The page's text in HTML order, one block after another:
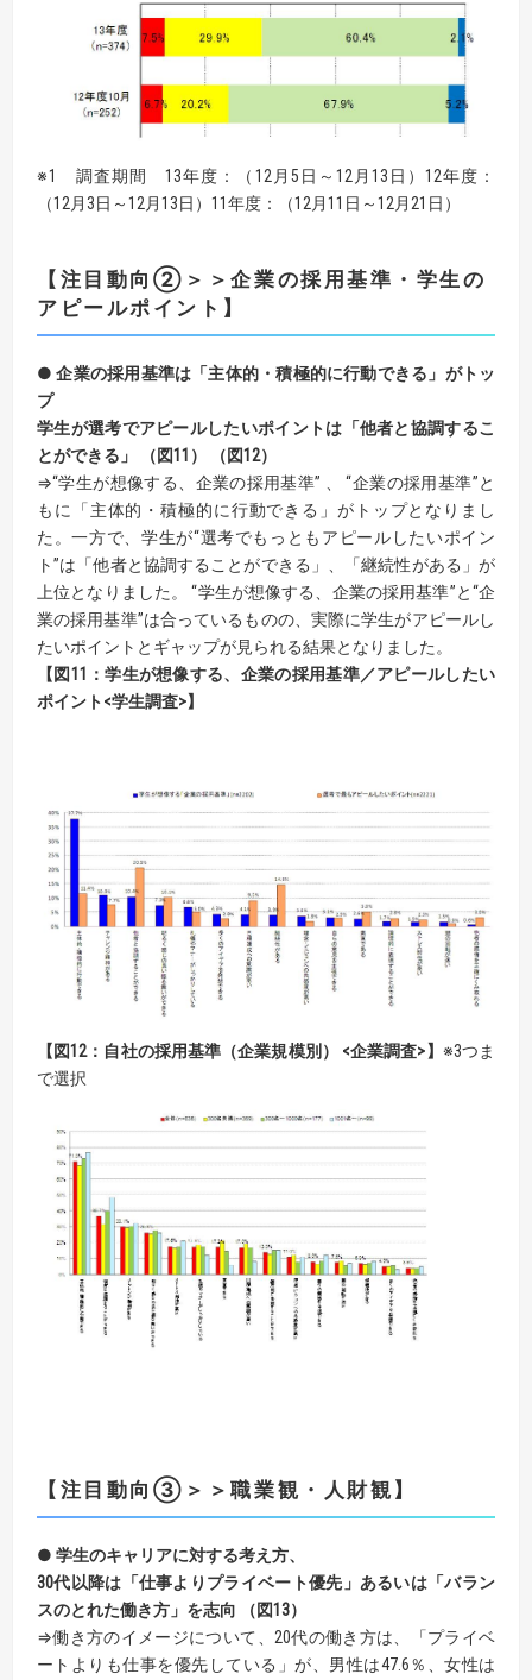
※1 調査期間 13年度：（12月5日～12月13日）12年度：
（12月3日～12月13日）11年度：（12月11日～12月21日）
【注目動向②＞＞企業の採用基準・学生の
アピールポイント】
● 企業の採用基準は「主体的・積極的に行動できる」がトッ
プ
学生が選考でアピールしたいポイントは「他者と協調するこ
とができる」 （図11） （図12）
⇒“学生が想像する、企業の採用基準” 、 “企業の採用基準”と
もに「主体的・積極的に行動できる」がトップとなりまし
た。一方で、学生が“選考でもっともアピールしたいポイン
ト”は「他者と協調することができる」、「継続性がある」が
上位となりました。 “学生が想像する、企業の採用基準”と“企
業の採用基準”は合っているものの、実際に学生がアピールし
たいポイントとギャップが見られる結果となりました。
【図11：学生が想像する、企業の採用基準／アピールしたい
ポイント<学生調査>】
【図12：自社の採用基準（企業規模別） <企業調査>】 ※3つま
で選択
【注目動向③＞＞職業観・人財観】
● 学生のキャリアに対する考え方、
30代以降は「仕事よりプライベート優先」あるいは「バラン
スのとれた働き方」を志向 （図13）
⇒働き方のイメージについて、20代の働き方は、「プライベ
ートよりも仕事を優先している」が、男性は47.6％、女性は